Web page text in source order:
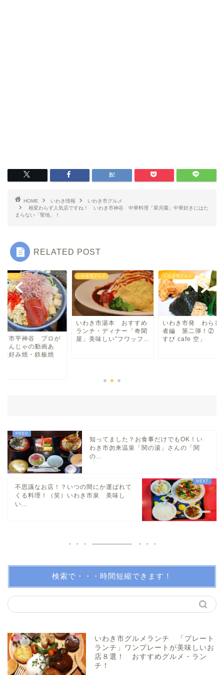
HOME いわき情報
いわき市グルメ
相変わらず人気店ですね！ いわき市神谷 中華料理「翠月園」中華好きにはた
まらない「聖地」！
RELATED POST
市グルメ
き市平神谷 プロが
もんじゃの動画あ
好み焼・鉄板焼
いわき市グルメ
いわき市湯本 おすすめ
ランチ・ディナー「奇聞
屋」美味しい”フワッフ...
いわき市グルメ
いわき市発 わらし
者編 第二弾！②「
すび cafe 空」
知ってました？お食事だけでもOK！い
わき市勿来温泉「関の湯」さんの「関
の...
不思議なお店！？いつの間にか運ばれて
くる料理！（笑）いわき市泉 美味し
い...
検索で・・・時間短縮できます！
いわき市グルメランチ 「プレート
ランチ」ワンプレートが美味しいお
店８選！ おすすめグルメ・ラン
チ！
いわき市グルメ
洋食
マルシェ・キッチンカー
わらしべ長者
平・小川・四倉方面
泉・植田・遠野・田人方面
日帰り温泉
伝説・歴史
アイディアグッズ
トレンディー
美味しい所！